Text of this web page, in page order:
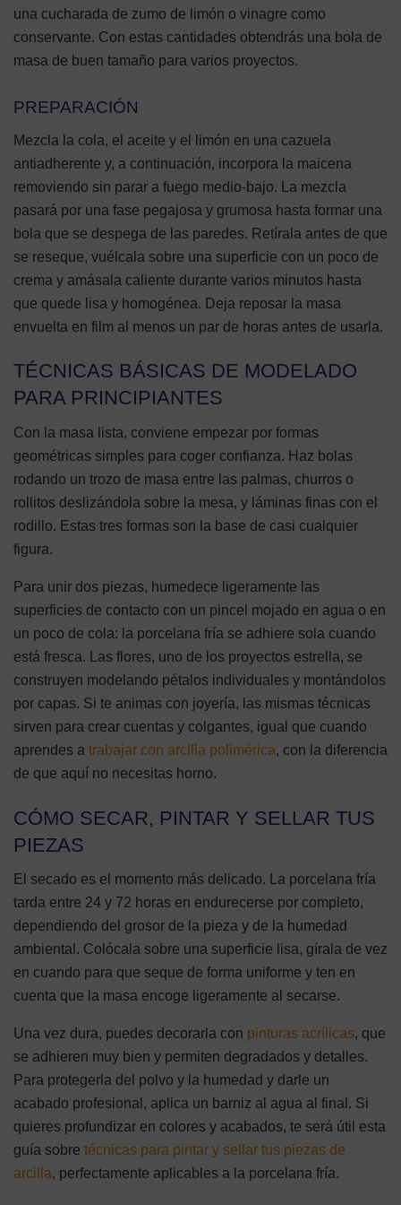
una cucharada de zumo de limón o vinagre como
conservante. Con estas cantidades obtendrás una bola de
masa de buen tamaño para varios proyectos.
PREPARACIÓN
Mezcla la cola, el aceite y el limón en una cazuela
antiadherente y, a continuación, incorpora la maicena
removiendo sin parar a fuego medio-bajo. La mezcla
pasará por una fase pegajosa y grumosa hasta formar una
bola que se despega de las paredes. Retírala antes de que
se reseque, vuélcala sobre una superficie con un poco de
crema y amásala caliente durante varios minutos hasta
que quede lisa y homogénea. Deja reposar la masa
envuelta en film al menos un par de horas antes de usarla.
TÉCNICAS BÁSICAS DE MODELADO
PARA PRINCIPIANTES
Con la masa lista, conviene empezar por formas
geométricas simples para coger confianza. Haz bolas
rodando un trozo de masa entre las palmas, churros o
rollitos deslizándola sobre la mesa, y láminas finas con el
rodillo. Estas tres formas son la base de casi cualquier
figura.
Para unir dos piezas, humedece ligeramente las
superficies de contacto con un pincel mojado en agua o en
un poco de cola: la porcelana fría se adhiere sola cuando
está fresca. Las flores, uno de los proyectos estrella, se
construyen modelando pétalos individuales y montándolos
por capas. Si te animas con joyería, las mismas técnicas
sirven para crear cuentas y colgantes, igual que cuando
aprendes a trabajar con arcilla polimérica, con la diferencia
de que aquí no necesitas horno.
CÓMO SECAR, PINTAR Y SELLAR TUS
PIEZAS
El secado es el momento más delicado. La porcelana fría
tarda entre 24 y 72 horas en endurecerse por completo,
dependiendo del grosor de la pieza y de la humedad
ambiental. Colócala sobre una superficie lisa, gírala de vez
en cuando para que seque de forma uniforme y ten en
cuenta que la masa encoge ligeramente al secarse.
Una vez dura, puedes decorarla con pinturas acrílicas, que
se adhieren muy bien y permiten degradados y detalles.
Para protegerla del polvo y la humedad y darle un
acabado profesional, aplica un barniz al agua al final. Si
quieres profundizar en colores y acabados, te será útil esta
guía sobre técnicas para pintar y sellar tus piezas de
arcilla, perfectamente aplicables a la porcelana fría.